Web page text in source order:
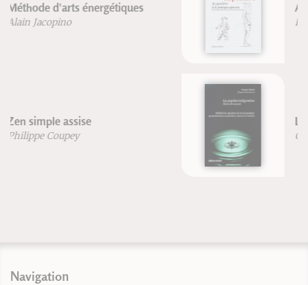
Améliorer sa posture
La psycho-intégration
Navigation